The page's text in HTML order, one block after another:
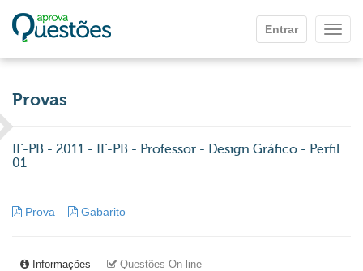
Entrar
Provas
IF-PB - 2011 - IF-PB - Professor - Design Gráfico - Perfil
01
Prova Gabarito
Informações Questões On-line